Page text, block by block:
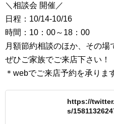
＼相談会 開催／
日程：10/14-10/16
時間：10：00～18：00
月額節約相談のほか、その場
ぜひご家族でご来店下さい！
＊webでご来店予約を承りま
https://
s/